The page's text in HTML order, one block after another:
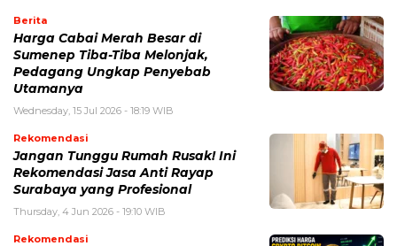
Berita
Harga Cabai Merah Besar di
Sumenep Tiba-Tiba Melonjak,
Pedagang Ungkap Penyebab
Utamanya
Wednesday, 15 Jul 2026 - 18:19 WIB
Rekomendasi
Jangan Tunggu Rumah Rusak! Ini
Rekomendasi Jasa Anti Rayap
Surabaya yang Profesional
Thursday, 4 Jun 2026 - 19:10 WIB
Rekomendasi